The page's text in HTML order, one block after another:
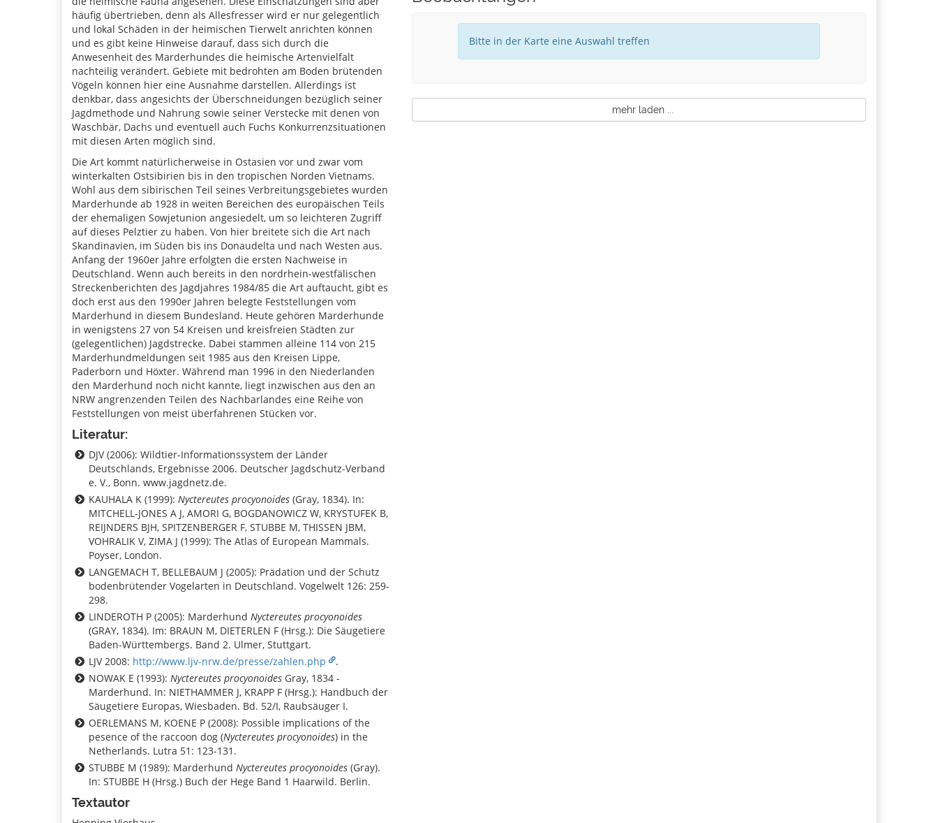
häufig übertrieben, denn als Allesfresser wird er nur gelegentlich
und lokal Schäden in der heimischen Tierwelt anrichten können
und es gibt keine Hinweise darauf, dass sich durch die
Anwesenheit des Marderhundes die heimische Artenvielfalt
nachteilig verändert. Gebiete mit bedrohten am Boden brütenden
Vögeln können hier eine Ausnahme darstellen. Allerdings ist
denkbar, dass angesichts der Überschneidungen bezüglich seiner
Jagdmethode und Nahrung sowie seiner Verstecke mit denen von
Waschbär, Dachs und eventuell auch Fuchs Konkurrenzsituationen
mit diesen Arten möglich sind.
Die Art kommt natürlicherweise in Ostasien vor und zwar vom
winterkalten Ostsibirien bis in den tropischen Norden Vietnams.
Wohl aus dem sibirischen Teil seines Verbreitungsgebietes wurden
Marderhunde ab 1928 in weiten Bereichen des europäischen Teils
der ehemaligen Sowjetunion angesiedelt, um so leichteren Zugriff
auf dieses Pelztier zu haben. Von hier breitete sich die Art nach
Skandinavien, im Süden bis ins Donaudelta und nach Westen aus.
Anfang der 1960er Jahre erfolgten die ersten Nachweise in
Deutschland. Wenn auch bereits in den nordrhein-westfälischen
Streckenberichten des Jagdjahres 1984/85 die Art auftaucht, gibt es
doch erst aus den 1990er Jahren belegte Feststellungen vom
Marderhund in diesem Bundesland. Heute gehören Marderhunde
in wenigstens 27 von 54 Kreisen und kreisfreien Städten zur
(gelegentlichen) Jagdstrecke. Dabei stammen alleine 114 von 215
Marderhundmeldungen seit 1985 aus den Kreisen Lippe,
Paderborn und Höxter. Während man 1996 in den Niederlanden
den Marderhund noch nicht kannte, liegt inzwischen aus den an
NRW angrenzenden Teilen des Nachbarlandes eine Reihe von
Feststellungen von meist überfahrenen Stücken vor.
Literatur:
DJV (2006): Wildtier-Informationssystem der Länder
Deutschlands, Ergebnisse 2006. Deutscher Jagdschutz-Verband
e. V., Bonn. www.jagdnetz.de.
KAUHALA K (1999): Nyctereutes procyonoides (Gray, 1834). In:
MITCHELL-JONES A J, AMORI G, BOGDANOWICZ W, KRYSTUFEK B,
REIJNDERS BJH, SPITZENBERGER F, STUBBE M, THISSEN JBM,
VOHRALIK V, ZIMA J (1999): The Atlas of European Mammals.
Poyser, London.
LANGEMACH T, BELLEBAUM J (2005): Prädation und der Schutz
bodenbrütender Vogelarten in Deutschland. Vogelwelt 126: 259-
298.
LINDEROTH P (2005): Marderhund Nyctereutes procyonoides
(GRAY, 1834). Im: BRAUN M, DIETERLEN F (Hrsg.): Die Säugetiere
Baden-Württembergs. Band 2. Ulmer, Stuttgart.
LJV 2008: http://www.ljv-nrw.de/presse/zahlen.php
.
NOWAK E (1993): Nyctereutes procyonoides Gray, 1834 -
Marderhund. In: NIETHAMMER J, KRAPP F (Hrsg.): Handbuch der
Säugetiere Europas, Wiesbaden. Bd. 52/I, Raubsäuger I.
OERLEMANS M, KOENE P (2008): Possible implications of the
pesence of the raccoon dog (Nyctereutes procyonoides) in the
Netherlands. Lutra 51: 123-131.
STUBBE M (1989): Marderhund Nyctereutes procyonoides (Gray).
In: STUBBE H (Hrsg.) Buch der Hege Band 1 Haarwild. Berlin.
Textautor
Bitte in der Karte eine Auswahl treffen
mehr laden ...